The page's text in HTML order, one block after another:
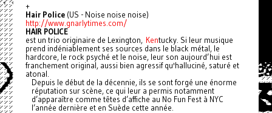
+
Hair Police(US - Noise noise noise)
http://www.gnarlytimes.com/
HAIR POLICE
est un trio originaire de Lexington, Kentucky. Si leur musique
prend indéniablement ses sources dans le black métal, le
hardcore, le rock psyché et le noise, leur son aujourd’hui est
franchement original, aussi bien agressif qu'halluciné, saturé et
atonal.
Depuis le début de la décennie, ils se sont forgé une énorme
réputation sur scène, ce qui leur a permis notamment
d’apparaître comme têtes d’affiche au No Fun Fest à NYC
l’année dernière et en Suède cette année.